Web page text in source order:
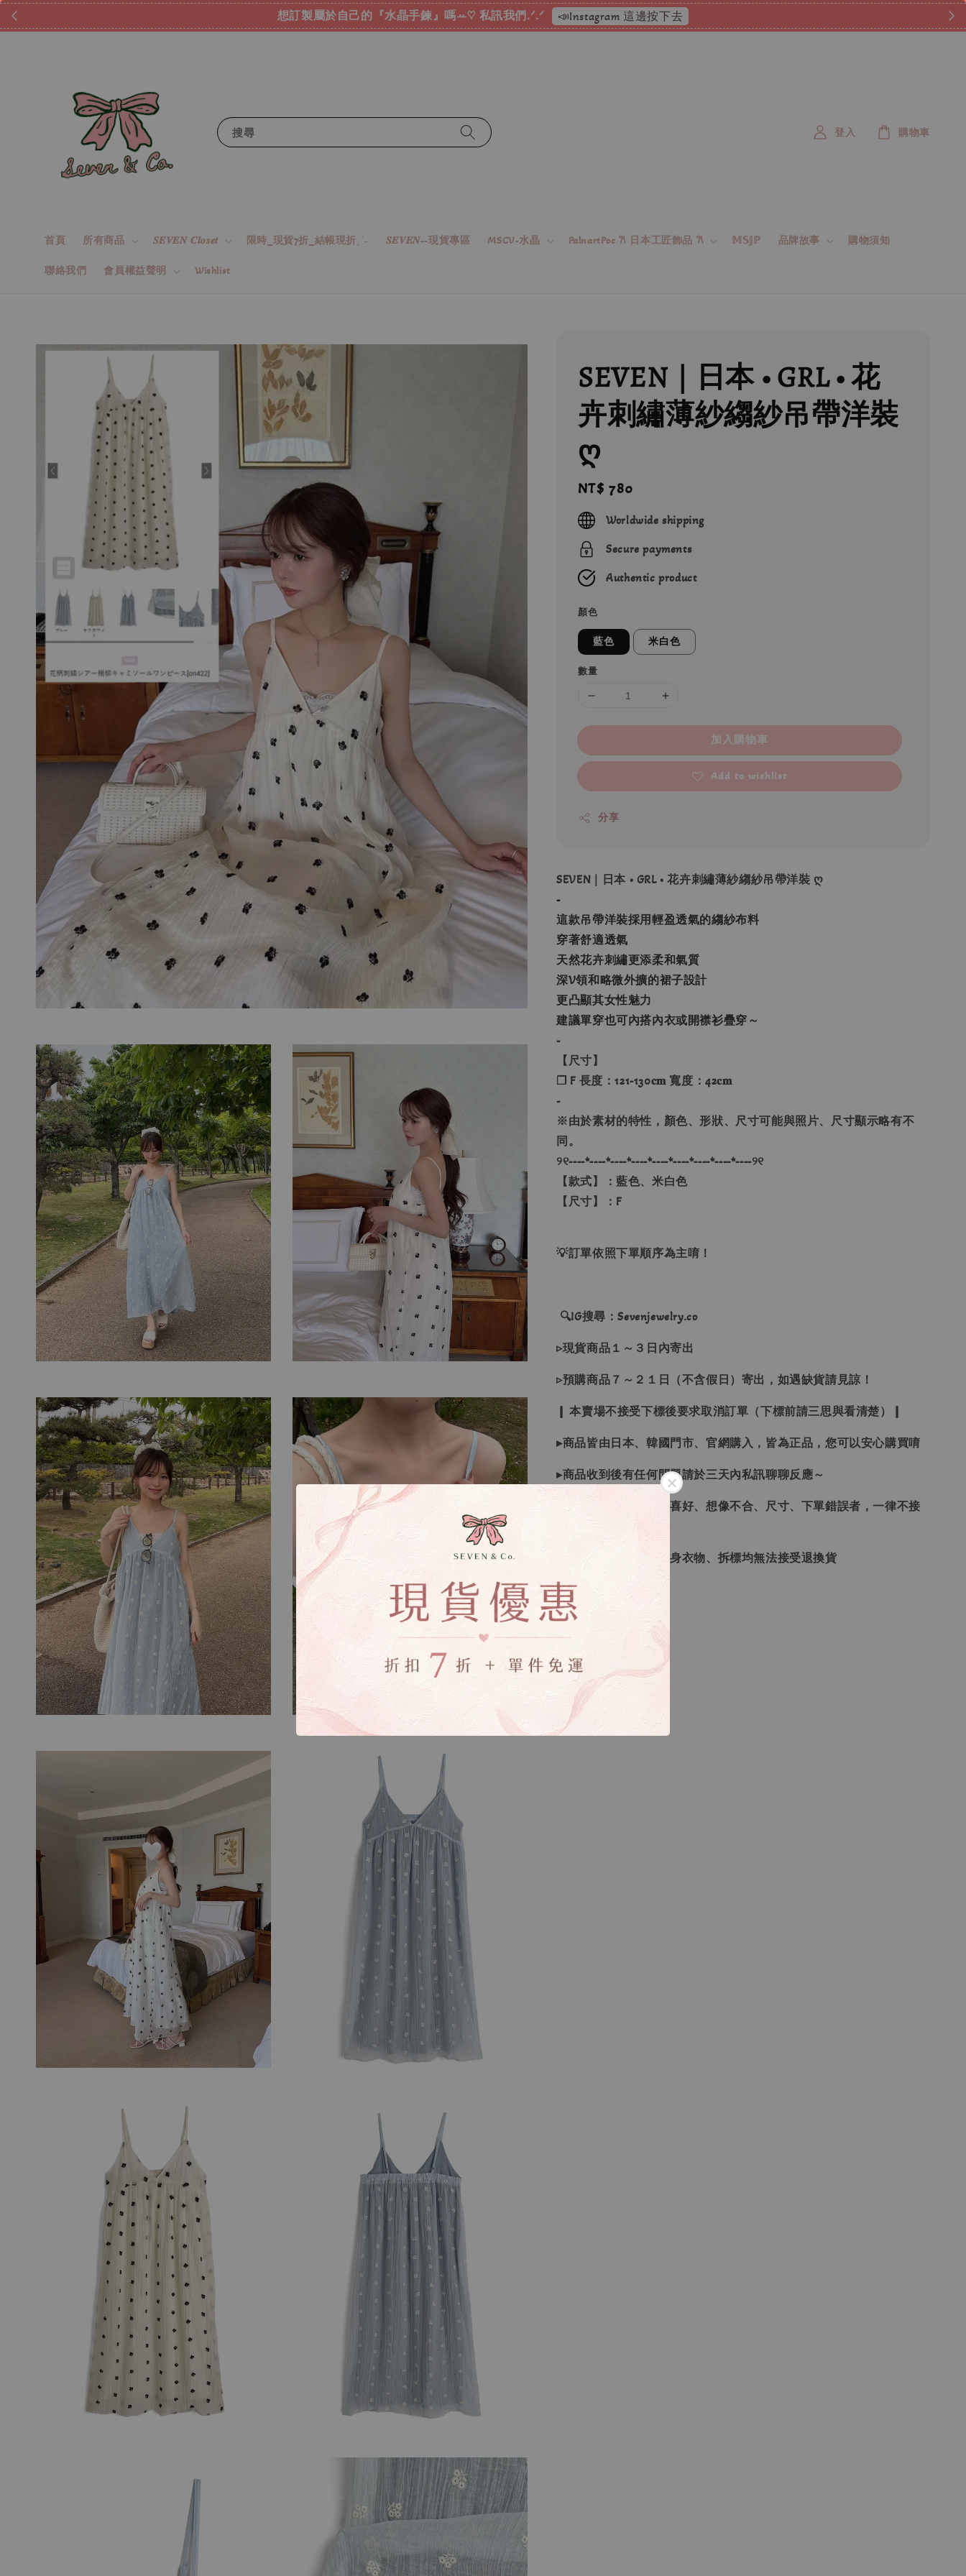
想訂製屬於自己的『水晶手鍊』嗎ꕀ♡ 私訊我們.ᐟ.ᐟ 📣Instagram 這邊按下去
搜尋
首頁 所有商品 𝑺𝑬𝑽𝑬𝑵 𝑪𝒍𝒐𝒔𝒆𝒕 限時_現貨7折_結帳現折ˎˊ˗ 𝑺𝑬𝑽𝑬𝑵--現貨專區 MSCV-水晶 PalnartPoc 𐙚 日本工匠飾品 𐙚 𝕄𝕊𝕁ℙ 品牌故事 購物須知
聯絡我們 會員權益聲明 Wishlist
登入 購物車
SEVEN｜日本 • GRL • 花
卉刺繡薄紗縐紗吊帶洋裝
ღ
Regular
price
NT$ 780
Worldwide shipping
Secure payments
Authentic product
顏色
藍色 米白色
數量
加入購物車
Add to wishlist
分享
SEVEN｜日本 • GRL • 花卉刺繡薄紗縐紗吊帶洋裝 ღ
-
這款吊帶洋裝採用輕盈透氣的縐紗布料
穿著舒適透氣
天然花卉刺繡更添柔和氣質
深V領和略微外擴的裙子設計
更凸顯其女性魅力
建議單穿也可內搭內衣或開襟衫疊穿～
-
【尺寸】
❐ F 長度：121-130𝐜𝐦 寬度：42𝐜𝐦
-
※由於素材的特性，顏色、形狀、尺寸可能與照片、尺寸顯示略有不
同。
୨୧----*----*----*----*----*----*----*----*----୨୧
【款式】：藍色、米白色
【尺寸】：F
💡訂單依照下單順序為主唷！
🔍IG搜尋：Sevenjewelry.co
▹現貨商品１～３日內寄出
▹預購商品７～２１日（不含假日）寄出，如遇缺貨請見諒！
❙ 本賣場不接受下標後要求取消訂單（下標前請三思與看清楚）❙
▸商品皆由日本、韓國門市、官網購入，皆為正品，您可以安心購買唷
▸商品收到後有任何問題請於三天內私訊聊聊反應～
▸若因商品色差、個人喜好、想像不合、尺寸、下單錯誤者，一律不接
▸下水過後的商品、貼身衣物、拆標均無法接受退換貨